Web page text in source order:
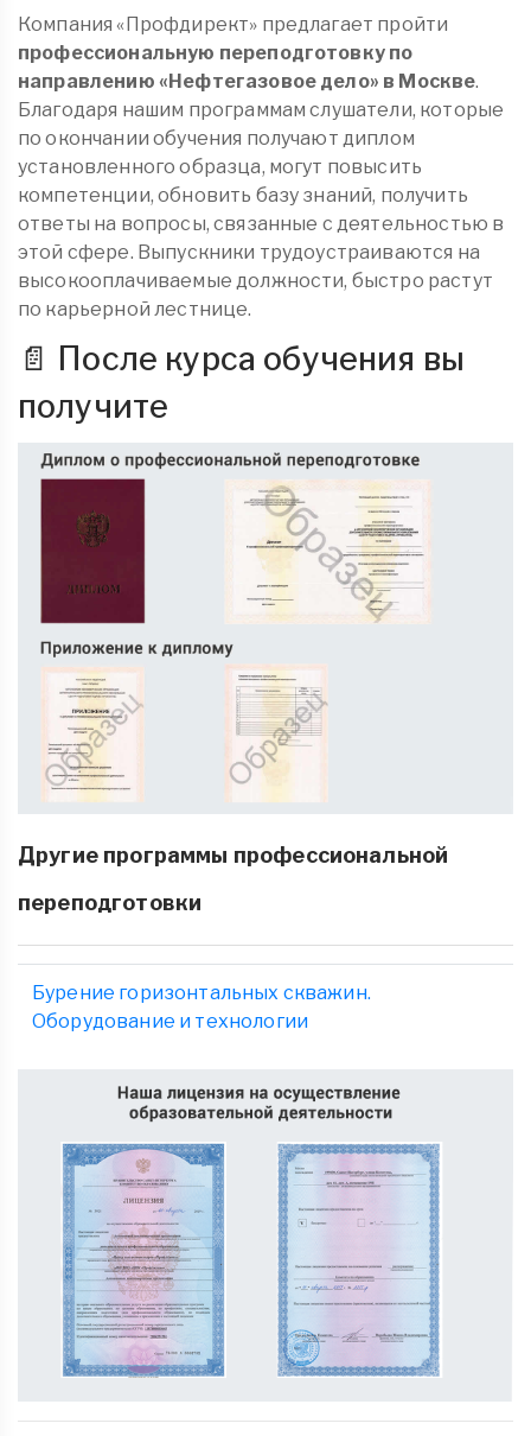
Компания «Профдирект» предлагает пройти
профессиональную переподготовку по
направлению «Нефтегазовое дело» в Москве.
Благодаря нашим программам слушатели, которые
по окончании обучения получают диплом
установленного образца, могут повысить
компетенции, обновить базу знаний, получить
ответы на вопросы, связанные с деятельностью в
этой сфере. Выпускники трудоустраиваются на
высокооплачиваемые должности, быстро растут
по карьерной лестнице.
📄 После курса обучения вы
получите
Другие программы профессиональной
переподготовки
Бурение горизонтальных скважин.
Оборудование и технологии